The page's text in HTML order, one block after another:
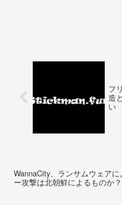
フ
造
い
WannaCity、ランサムウェア
ー攻撃は北朝鮮によるものか？